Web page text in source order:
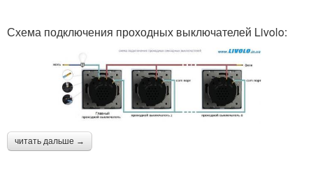
Схема подключения проходных выключателей Livolo:
читать дальше →